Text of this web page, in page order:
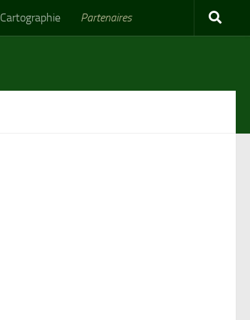
Cartographie Partenaires